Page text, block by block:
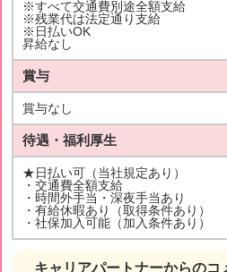
キャリアパートナーからのコ
※すべて交通費別途全額支給
※残業代は法定通り支給
※日払いOK
昇給なし
賞与
賞与なし
待遇・福利厚生
★日払い可（当社規定あり）
・交通費全額支給
・時間外手当・深夜手当あり
・有給休暇あり（取得条件あり）
・社保加入可能（加入条件あり）